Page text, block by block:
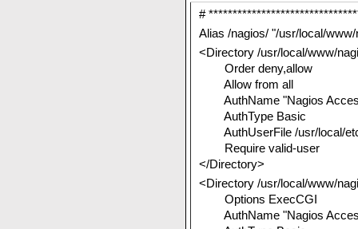
#
Alias /nagios/ "/usr/local/
<Directory /usr/local/www/
Order deny,allow
Allow from all
AuthName "Nagios
AuthType Basic
AuthUserFile /usr/local/
Require valid-user
</Directory>
<Directory /usr/local/www/
Options ExecCGI
AuthName "Nagios